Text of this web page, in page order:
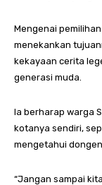
Mengenai
menekankan
kekayaan cerita
generasi muda.
Ia berharap warga
kotanya sendiri,
mengetahui
“Jangan sampai